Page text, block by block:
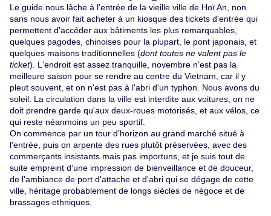
Le guide nous lâche à l'entrée de la vieille ville de Hoï An, non
sans nous avoir fait acheter à un kiosque des tickets d'entrée qui
permettent d'accéder aux bâtiments les plus remarquables,
quelques pagodes, chinoises pour la plupart, le pont japonais, et
quelques maisons traditionnelles (dont toutes ne valent pas le
ticket). L'endroit est assez tranquille, novembre n'est pas la
meilleure saison pour se rendre au centre du Vietnam, car il y
pleut souvent, et on n'est pas à l'abri d'un typhon. Nous avons du
soleil. La circulation dans la ville est interdite aux voitures, on ne
doit prendre garde qu'aux deux-roues motorisés, et aux vélos, ce
qui reste néanmoins un peu sportif.
On commence par un tour d'horizon au grand marché situé à
l'entrée, puis on arpente des rues plutôt préservées, avec des
commerçants insistants mais pas importuns, et je suis tout de
suite empreint d'une impression de bienveillance et de douceur,
de l'ambiance de port d'attache et d'abri qui se dégage de cette
ville, héritage probablement de longs siècles de négoce et de
brassages ethniques.